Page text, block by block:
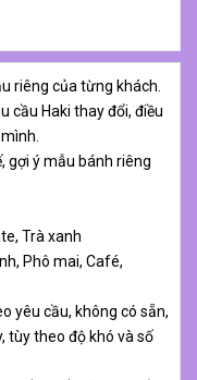
riêng của từng khách.
cầu Haki thay đổi, điều
gợi ý mẫu bánh riêng
Trà xanh
Phô mai, Café,
yêu cầu, không có sẵn,
tùy theo độ khó và số